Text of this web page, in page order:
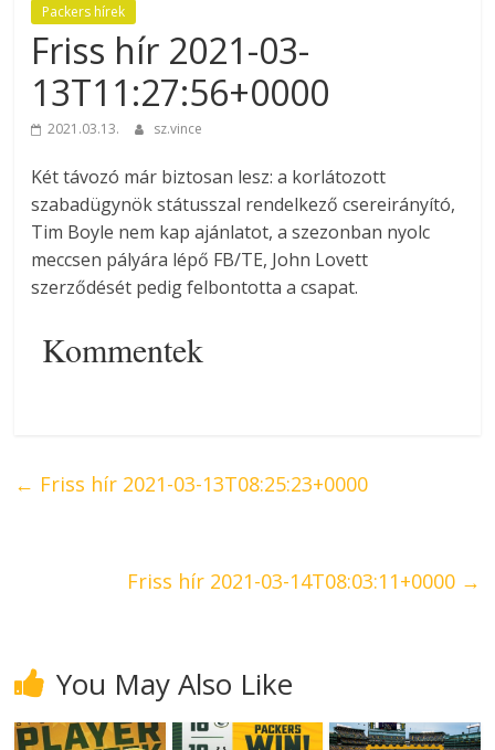
Packers hírek
Friss hír 2021-03-
13T11:27:56+0000
2021.03.13. sz.vince
Két távozó már biztosan lesz: a korlátozott
szabadügynök státusszal rendelkező csereirányító,
Tim Boyle nem kap ajánlatot, a szezonban nyolc
meccsen pályára lépő FB/TE, John Lovett
szerződését pedig felbontotta a csapat.
Kommentek
← Friss hír 2021-03-13T08:25:23+0000
Friss hír 2021-03-14T08:03:11+0000 →
You May Also Like